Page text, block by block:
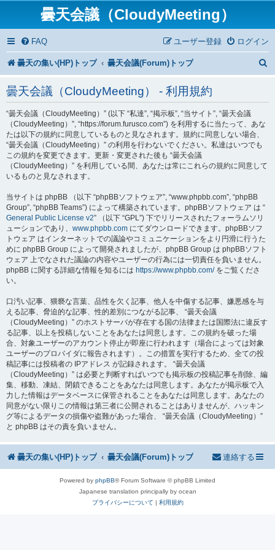
曇天会議（CloudyMeeting）
FAQ ログイン
ユーザー登録
曇天の集い(HP)トップ 曇天会議(Forum)トップ
曇天会議（CloudyMeeting） - 利用規約
“曇天会議（CloudyMeeting）” (以下 “私達”, “掲示板”, “当サイト”, “曇天会議
（CloudyMeeting）”, “https://forum.furusco.com”) を利用するに当たって、あな
たは以下の規約に同意しているものと見なされます。規約に同意しない場合、
“曇天会議（CloudyMeeting）” の利用を行わないでください。私達はいつでも
この規約を変更できます。更新・変更された後も “曇天会議
（CloudyMeeting）” を利用している間、あなたは常にこれらの規約に同意して
いるものと見なされます。
当サイトは phpBB （以下 “phpBBソフトウェア”, “www.phpbb.com”, “phpBB
Group”, “phpBB Teams”) によって構築されています。phpBBソフトウェア は “
General Public License v2” （以下 “GPL”) 下でリリースされたフォーラムソリ
ューションであり、 www.phpbb.com にてダウンロードできます。phpBBソフ
トウェア はインターネットでの議論やコミュニケーションをより円滑に行うた
めに phpBB Group によって開発されましたが、phpBB Group は phpBBソフト
ウェア 上でなされた議論の内容やユーザーの行為には一切責任を負いません。
phpBB に関する詳細な情報を知るには https://www.phpbb.com/をご覧くださ
い。
口汚い記事、猥褻な言葉、品性を欠く記事、他人を中傷する記事、嫌悪感を与
える記事、脅迫的な記事、性的差別につながる記事、 “曇天会議
（CloudyMeeting）” のホストサーバが存在する国の法律または国際法に違反す
る記事、以上を投稿しないことをあなたは同意します。この規約を破った場
合、対象ユーザーのアカウント停止が即座に行われます（場合によっては対象
ユーザーのプロバイダに報告されます）。この措置を実行するため、全ての投
稿記事には投稿者の IPアドレス が記録されます。 “曇天会議
（CloudyMeeting）” は必要と判断すればいつでも掲示板の投稿記事を削除、編
集、移動、凍結、閉鎖できることをあなたは同意します。あなたが掲示板で入
力した情報はデータベースに保管されることをあなたは同意します。あなたの
同意がない限りこの情報は第三者に公開されることはありませんが、ハッキン
グ等によるデータの損傷や盗難があった場合、 “曇天会議（CloudyMeeting）”
と phpBB はその責を負いません。
曇天の集い(HP)トップ 曇天会議(Forum)トップ 連絡する
Powered by phpBB® Forum Software © phpBB Limited
Japanese translation principally by ocean
プライバシーについて | 利用規約